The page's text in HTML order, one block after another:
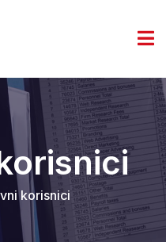
korisnici